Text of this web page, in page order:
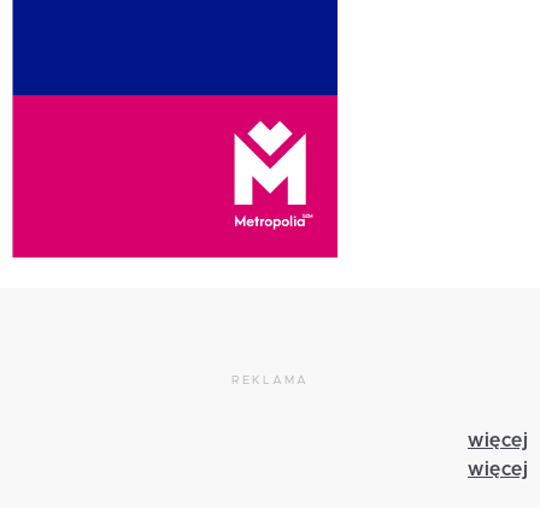
REKLAMA
więcej
więcej